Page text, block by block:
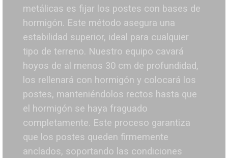
metálicas es fijar los postes con bases de
hormigón. Este método asegura una
estabilidad superior, ideal para cualquier
tipo de terreno. Nuestro equipo cavará
hoyos de al menos 30 cm de profundidad,
los rellenará con hormigón y colocará los
postes, manteniéndolos rectos hasta que
el hormigón se haya fraguado
completamente. Este proceso garantiza
que los postes queden firmemente
anclados, soportando las condiciones